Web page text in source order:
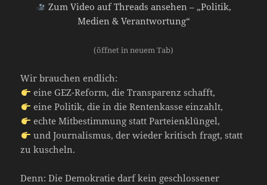
Zum Video auf Threads ansehen – „Politik,
Medien & Verantwortung“
(öffnet in neuem Tab)
Wir brauchen endlich:
eine GEZ-Reform, die Transparenz schafft,
eine Politik, die in die Rentenkasse einzahlt,
echte Mitbestimmung statt Parteienklüngel,
und Journalismus, der wieder kritisch fragt, statt
zu kuscheln.
Denn: Die Demokratie darf kein geschlossener